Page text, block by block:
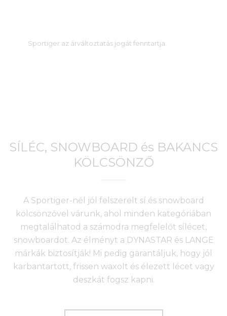
Sportiger az árváltoztatás jogát fenntartja.
SÍLÉC, SNOWBOARD és BAKANCS
KÖLCSÖNZŐ
A Sportiger-nél jól felszerelt sí és snowboard
kölcsönzővel várunk, ahol minden kategóriában
megtalálhatod a számodra megfelelőt sílécet,
snowboardot. Az élményt a DYNASTAR és LANGE
márkák biztosítják! Mi pedig garantáljuk, hogy jól
karbantartott, frissen waxolt és élezett lécet vagy
deszkát fogsz kapni.